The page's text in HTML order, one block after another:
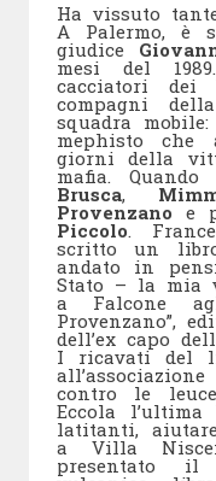
Ha vissuto
A Palermo, è
giudice
mesi del
cacciatori
compagni
squadra
mephisto
giorni della
mafia.
Brusca,
Provenzano e
Piccolo.
scritto un
andato in
Stato – la mia
a Falcone
Provenzano”,
dell’ex capo
I ricavati del
contro le
Eccola
latitanti,
a Villa
presentato